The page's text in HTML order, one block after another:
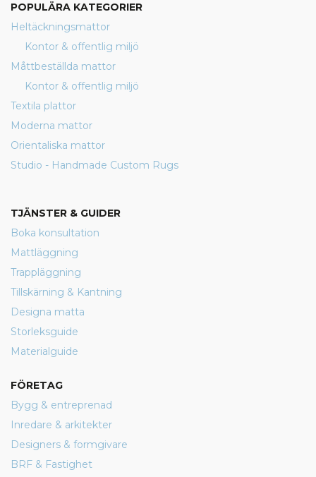
POPULÄRA KATEGORIER
Heltäckningsmattor
Kontor & offentlig miljö
Måttbeställda mattor
Kontor & offentlig miljö
Textila plattor
Moderna mattor
Orientaliska mattor
Studio - Handmade Custom Rugs
TJÄNSTER & GUIDER
Boka konsultation
Mattläggning
Trappläggning
Tillskärning & Kantning
Designa matta
Storleksguide
Materialguide
FÖRETAG
Bygg & entreprenad
Inredare & arkitekter
Designers & formgivare
BRF & Fastighet